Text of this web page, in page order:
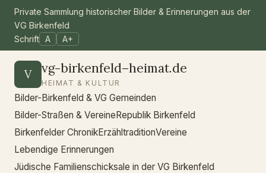
Private Sammlung historischer Bilder & Erinnerungen aus der
VG Birkenfeld
Schrift A A+
V vg-birkenfeld–heimat.de
HEIMAT & KULTUR
Bilder-Birkenfeld & VG Gemeinden
Bilder-Straßen & VereineRepublik Birkenfeld
Birkenfelder ChronikErzähltraditionVereine
Lebendige Erinnerungen
Jüdische Familienschicksale in der VG Birkenfeld